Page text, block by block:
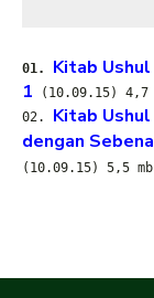
01. Kitab
1
(10.09.15) 4,7
02. Kitab
dengan
(10.09.15) 5,5 mb